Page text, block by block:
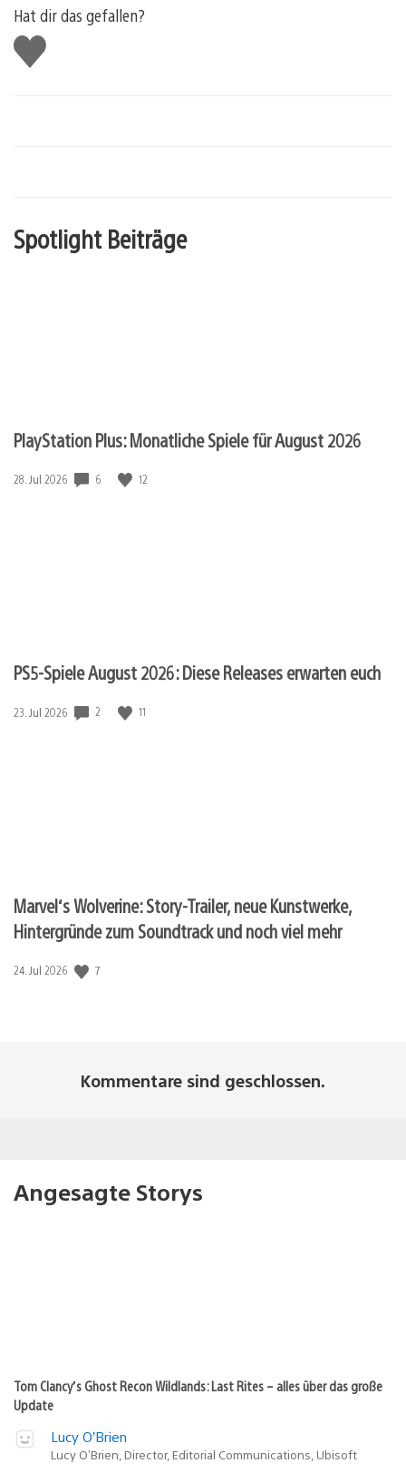
Hat dir das gefallen?
Gefällt
mir
Spotlight Beiträge
PlayStation Plus: Monatliche Spiele für August 2026
Veröffentlichungsdatum:
28. Jul 2026 6 12
PS5-Spiele August 2026: Diese Releases erwarten euch
Veröffentlichungsdatum:
23. Jul 2026 2 11
Marvel‘s Wolverine: Story-Trailer, neue Kunstwerke,
Hintergründe zum Soundtrack und noch viel mehr
Veröffentlichungsdatum:
24. Jul 2026 7
Kommentare sind geschlossen.
Angesagte Storys
Tom Clancy’s Ghost Recon Wildlands: Last Rites – alles über das große
Update
Lucy O’Brien
Lucy O’Brien, Director, Editorial Communications, Ubisoft